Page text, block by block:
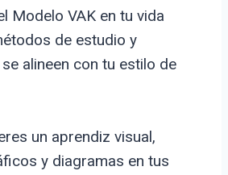
Modelo VAK en tu vida
de estudio y
alineen con tu estilo de
un aprendiz visual,
y diagramas en tus